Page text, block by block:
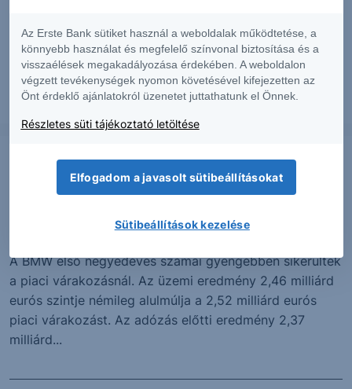
koncentrálni. A golf üzletág eddig sem hozott szép
számokat,...
Eredmény dömping Európában -
Európa Best Of
PIACI HÍREK
A BMW első negyedéves számai gyengébben sikerültek
a piaci várakozásnál. Az üzemi eredmény 2,46 milliárd
eurós szintje némileg alulmúlja a 2,52 milliárd eurós
piaci várakozást. Az adózás előtti eredmény 2,37
milliárd...
Az Erste Bank sütiket használ a weboldalak működtetése, a
könnyebb használat és megfelelő színvonal biztosítása és a
visszaélések megakadályozása érdekében. A weboldalon
végzett tevékenységek nyomon követésével kifejezetten az
Önt érdeklő ajánlatokról üzenetet juttathatunk el Önnek.
Részletes süti tájékoztató letöltése
Elfogadom a javasolt sütibeállításokat
Sütibeállítások kezelése